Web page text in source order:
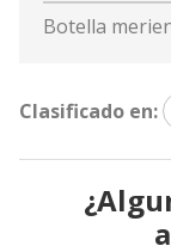
Botella
Clasificado en: